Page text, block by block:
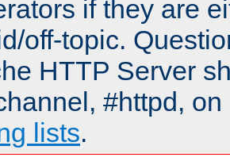
if they are
off-topic.
HTTP Server
#httpd,
lists.